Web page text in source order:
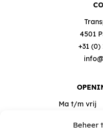
Beheer
4501
+31 (0)
Ma t/m vrij
Buiten deze